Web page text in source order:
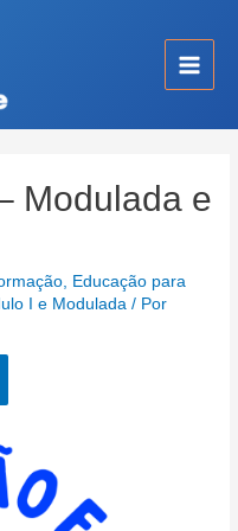
Main
Modulada e
, Educação para
I e Modulada / Por